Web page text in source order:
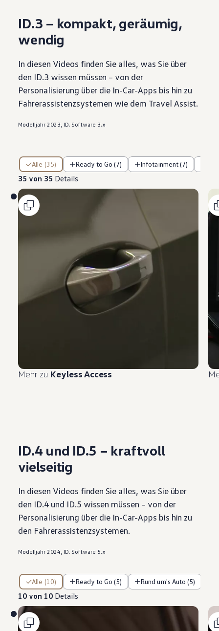
ID.3 – kompakt, geräumig,
wendig
In diesen Videos finden Sie alles, was Sie über
den ID.3 wissen müssen – von der
Personalisierung über die In-Car-Apps bis hin zu
Fahrerassistenzsystemen wie dem Travel Assist.
Modelljahr 2023, ID. Software 3.x
Alle (35) Ready to Go (7) Infotainment (7)
35 von 35 Details
35 von 35 Details
Mehr zu Keyless Access
ID.4 und ID.5 – kraftvoll
vielseitig
In diesen Videos finden Sie alles, was Sie über
den ID.4 und ID.5 wissen müssen – von der
Personalisierung über die In-Car-Apps bis hin zu
den Fahrerassistenzsystemen.
Modelljahr 2024, ID. Software 5.x
Alle (10) Ready to Go (5) Rund um's Auto (5)
10 von 10 Details
10 von 10 Details